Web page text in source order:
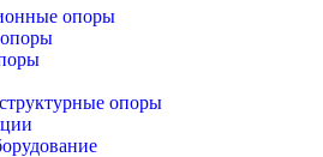
опоры
опоры